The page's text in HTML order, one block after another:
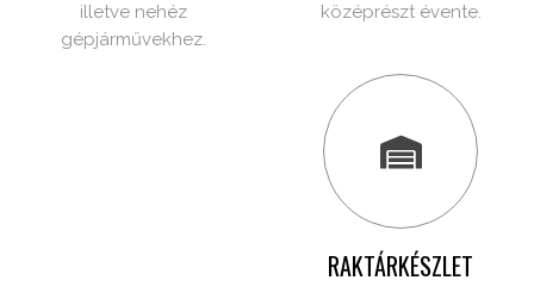
illetve nehéz
gépjárművekhez.
középrészt évente.
RAKTÁRKÉSZLET